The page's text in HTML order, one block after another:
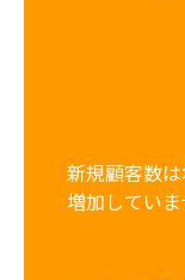
新規顧客数
増加してい